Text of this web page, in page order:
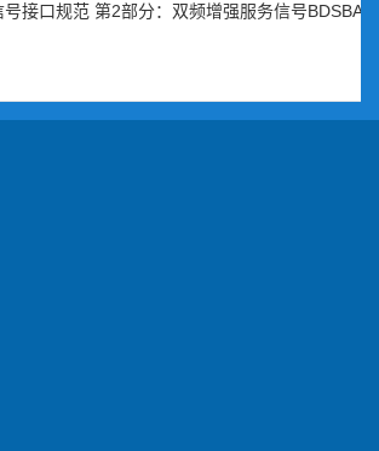
接口规范 第2部分：双频增强服务信号BDSBAS-